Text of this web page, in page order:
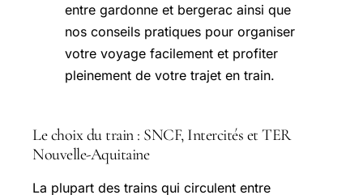
Le choix du train : SNCF, Intercités et TER
Nouvelle-Aquitaine
La plupart des trains qui circulent entre